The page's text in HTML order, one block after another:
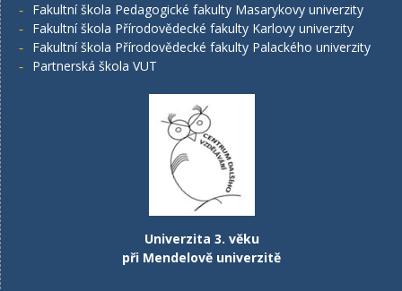
Fakultní škola Pedagogické fakulty Masarykovy univerzity
Fakultní škola Přírodovědecké fakulty Karlovy univerzity
Fakultní škola Přírodovědecké fakulty Palackého univerzity
Partnerská škola VUT
Univerzita 3. věku
při Mendelově univerzitě